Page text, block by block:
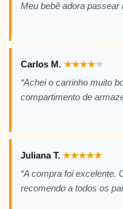
Meu bebê adora passear
Carlos M. ★★★★★
“Achei o carrinho muito
compartimento de
Juliana T. ★★★★★
“A compra foi excelente.
recomendo a todos os